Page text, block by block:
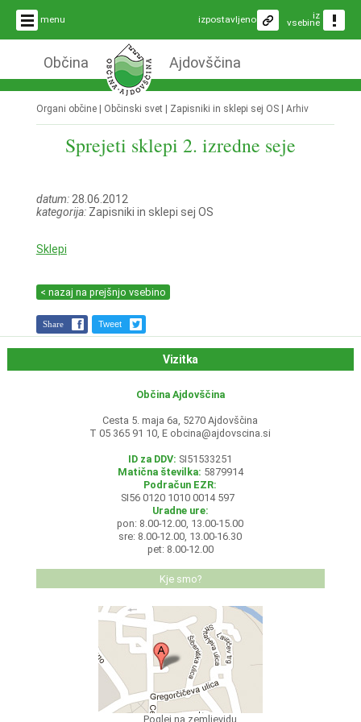
menu iz
vsebine
izpostavljeno
Občina Ajdovščina
Organi občine | Občinski svet | Zapisniki in sklepi sej OS | Arhiv
Sprejeti sklepi 2. izredne seje
datum:28.06.2012
kategorija:Zapisniki in sklepi sej OS
Sklepi
< nazaj na prejšnjo vsebino
Share Tweet
Vizitka
Občina Ajdovščina
Cesta 5. maja 6a, 5270 Ajdovščina
T 05 365 91 10, E obcina@ajdovscina.si
ID za DDV: SI51533251
Matična številka: 5879914
Podračun EZR:
SI56 0120 1010 0014 597
Uradne ure:
pon: 8.00-12.00, 13.00-15.00
sre: 8.00-12.00, 13.00-16.30
pet: 8.00-12.00
Kje smo?
Poglej na zemljevidu